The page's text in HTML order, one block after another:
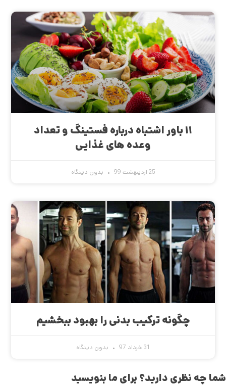
۱۱ باور اشتباه درباره فستینگ و تعداد
وعده های غذایی
25 اردیبهشت 99 بدون دیدگاه
چگونه ترکیب بدنی را بهبود ببخشیم
31 خرداد 97 بدون دیدگاه
شما چه نظری دارید؟ برای ما بنویسید